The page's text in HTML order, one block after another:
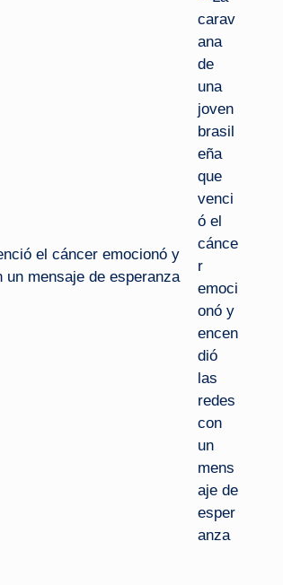
el cáncer emocionó y
mensaje de esperanza